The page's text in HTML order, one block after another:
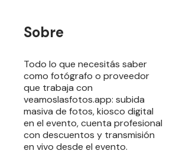
Sobre
Todo lo que necesitás saber
como fotógrafo o proveedor
que trabaja con
veamoslasfotos.app: subida
masiva de fotos, kiosco digital
en el evento, cuenta profesional
con descuentos y transmisión
en vivo desde el evento.